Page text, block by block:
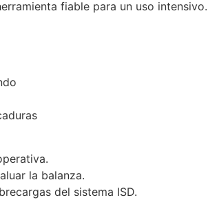
fiable para un uso intensivo.
la balanza.
del sistema ISD.